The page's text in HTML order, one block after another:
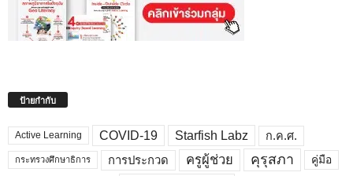
ป้ายกำกับ
Active Learning COVID-19 Starfish Labz ก.ค.ศ.
กระทรวงศึกษาธิการ การประกวด ครูผู้ช่วย คุรุสภา คู่มือ